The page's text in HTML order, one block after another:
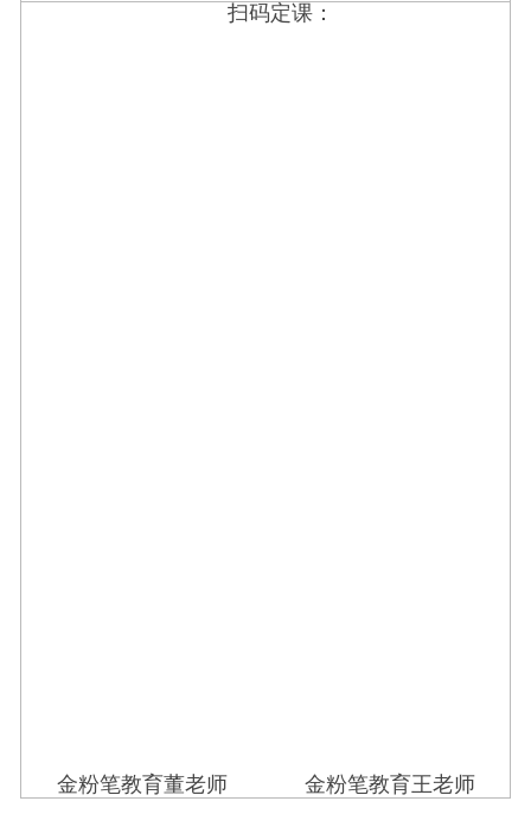
扫码定课：
金粉笔教育董老师 金粉笔教育王老师